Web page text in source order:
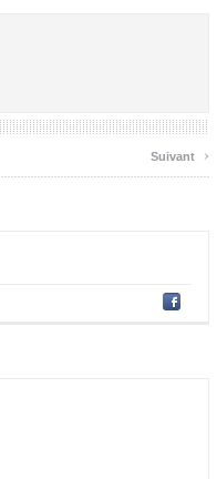
Suivant ›